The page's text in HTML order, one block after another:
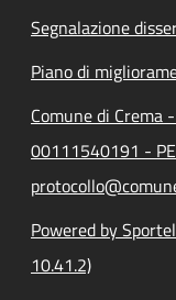
Segnalazione
Piano di
Comune di Crema
00111540191 -
Powered by
10.41.2)